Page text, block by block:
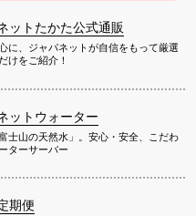
ットたかた公式通販
に、ジャパネットが自信をもって厳選
けをご紹介！
ットウォーター
士山の天然水」。安心・安全、こだわ
ターサーバー
期便